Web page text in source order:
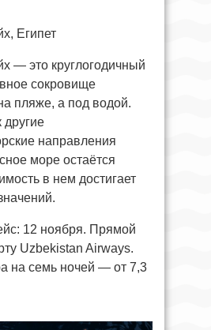
Египет
— это круглогодичный
сокровище
пляже, а под водой.
другие
направления
море остаётся
в нем достигает
12 ноября. Прямой
Uzbekistan Airways.
на семь ночей — от 7,3